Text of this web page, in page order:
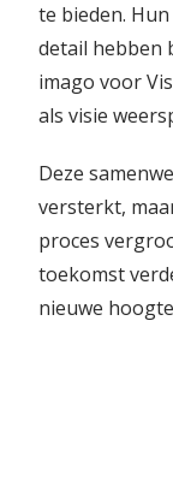
te bieden.
detail hebben
imago voor
als visie
Deze
versterkt,
proces
toekomst
nieuwe